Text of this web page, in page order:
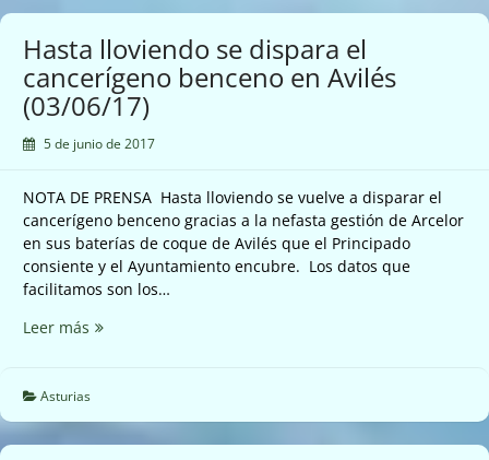
Hasta lloviendo se dispara el
cancerígeno benceno en Avilés
(03/06/17)
5 de junio de 2017
NOTA DE PRENSA Hasta lloviendo se vuelve a disparar el
cancerígeno benceno gracias a la nefasta gestión de Arcelor
en sus baterías de coque de Avilés que el Principado
consiente y el Ayuntamiento encubre. Los datos que
facilitamos son los…
Leer más Hasta
dispara
el
cancerígeno
Asturias